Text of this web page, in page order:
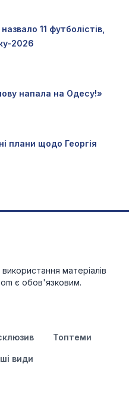
11 футболістів,
2026
напала на Одесу!»
плани щодо Георгія
матеріалів
є обов'язковим.
Топтеми
види